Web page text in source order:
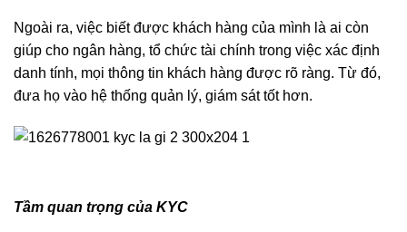
Ngoài ra, việc biết được khách hàng của mình là ai còn
giúp cho ngân hàng, tổ chức tài chính trong việc xác định
danh tính, mọi thông tin khách hàng được rõ ràng. Từ đó,
đưa họ vào hệ thống quản lý, giám sát tốt hơn.
Tầm quan trọng của KYC